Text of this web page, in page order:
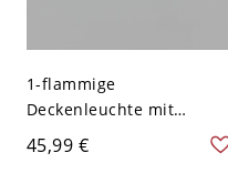
1-flammige
Deckenleuchte mit
Blumenmotiv, Schirm aus
Kreidepolymer, fest
45,99 €